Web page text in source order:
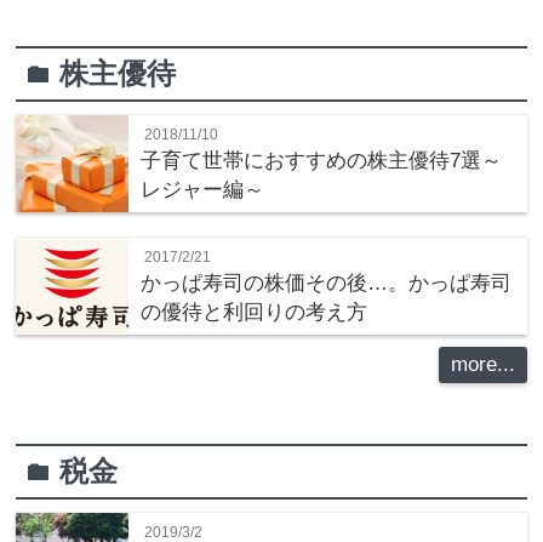
folder株主優待
2018/11/10
子育て世帯におすすめの株主優待7選～
レジャー編～
2017/2/21
かっぱ寿司の株価その後…。かっぱ寿司
の優待と利回りの考え方
more...
folder税金
2019/3/2